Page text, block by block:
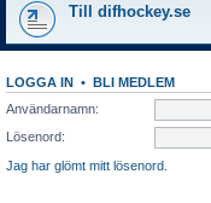
Till difhockey.se
LOGGA IN • BLI MEDLEM
Användarnamn:
Lösenord:
Jag har glömt mitt lösenord.